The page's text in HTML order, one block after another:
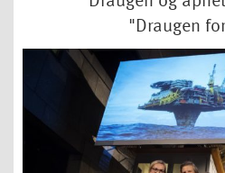
"Draugen